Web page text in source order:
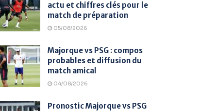
actu et chiffres clés pour le
match de préparation
05/08/2026
Majorque vs PSG : compos
probables et diffusion du
match amical
04/08/2026
Pronostic Majorque vs PSG